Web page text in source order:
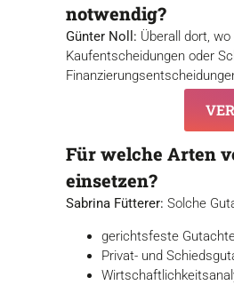
notwendig?
Günter Noll: Überall dort,
Kaufentscheidungen oder
Für welche Arten
einsetzen?
Sabrina Fütterer: Solche
gerichtsfeste
Privat- und